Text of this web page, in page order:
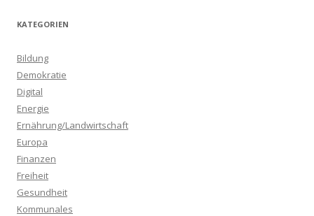
h
n
a
c
h
:
KATEGORIEN
Bildung
Demokratie
Digital
Energie
Ernährung/Landwirtschaft
Europa
Finanzen
Freiheit
Gesundheit
Kommunales